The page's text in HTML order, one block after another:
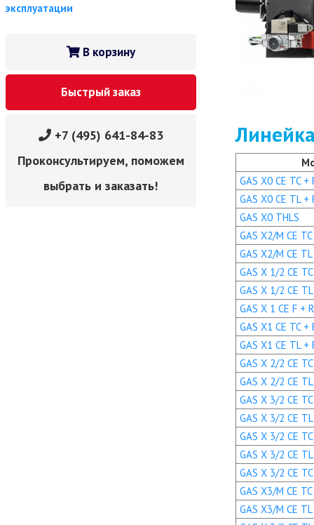
эксплуатации
В корзину
Быстрый заказ
+7 (495) 641-84-83
Проконсультируем, поможем
выбрать и заказать!
GAS X0 CE TC +
GAS X0 CE TL +
GAS X0 THLS
GAS X2/M CE
GAS X2/M CE
GAS X 1/2 CE
GAS X 1/2 CE
GAS X 1 CE F +
GAS X1 CE TC +
GAS X1 CE TL +
GAS X 2/2 CE
GAS X 2/2 CE
GAS X 3/2 CE
GAS X 3/2 CE
GAS X 3/2 CE
GAS X 3/2 CE
GAS X 3/2 CE
GAS X3/M CE
GAS X3/M CE TL